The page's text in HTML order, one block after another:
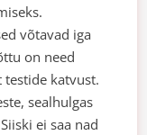
võtavad iga
on need
testide katvust.
sealhulgas
ei saa nad